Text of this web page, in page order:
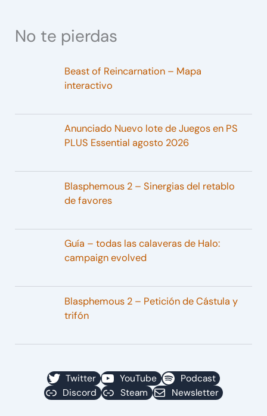
No te pierdas
Beast of Reincarnation – Mapa
interactivo
Anunciado Nuevo lote de Juegos en PS
PLUS Essential agosto 2026
Blasphemous 2 – Sinergias del retablo
de favores
Guía – todas las calaveras de Halo:
campaign evolved
Blasphemous 2 – Petición de Cástula y
trifón
Twitter YouTube
Podcast
Discord
Steam Newsletter